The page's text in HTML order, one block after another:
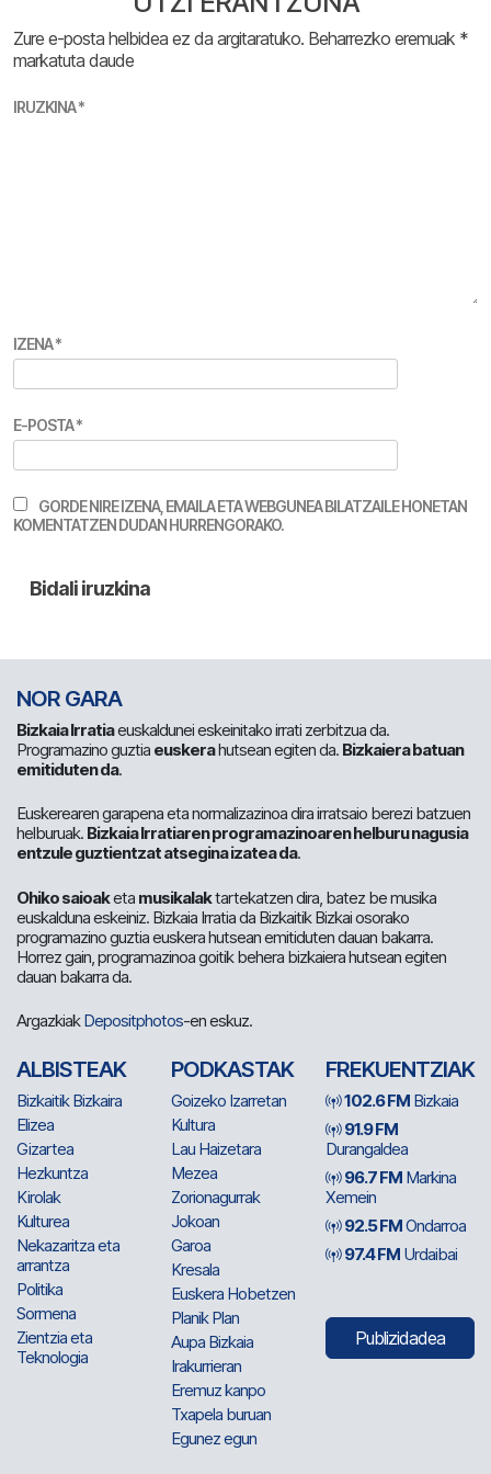
Zure e-posta helbidea ez da argitaratuko. Beharrezko eremuak *
markatuta daude
IRUZKINA*
IZENA*
E-POSTA*
GORDE NIRE IZENA, EMAILA ETA WEBGUNEA BILATZAILE HONETAN
KOMENTATZEN DUDAN HURRENGORAKO.
NOR GARA
Bizkaia Irratiaeuskaldunei eskeinitako irrati zerbitzua da.
Programazino guztia euskerahutsean egiten da. Bizkaiera batuan
emitiduten da.
Euskerearen garapena eta normalizazinoa dira irratsaio berezi batzuen
helburuak. Bizkaia Irratiaren programazinoaren helburu nagusia
entzule guztientzat atsegina izatea da.
Ohiko saioaketa musikalaktartekatzen dira, batez be musika
euskalduna eskeiniz. Bizkaia Irratia da Bizkaitik Bizkai osorako
programazino guztia euskera hutsean emitiduten dauan bakarra.
Horrez gain, programazinoa goitik behera bizkaiera hutsean egiten
dauan bakarra da.
ArgazkiakDepositphotos-en eskuz.
ALBISTEAK
Bizkaitik Bizkaira
Elizea
Gizartea
Hezkuntza
Kirolak
Kulturea
Nekazaritza eta
arrantza
Politika
Sormena
Zientzia eta
Teknologia
PODKASTAK
Goizeko Izarretan
Kultura
Lau Haizetara
Mezea
Zorionagurrak
Jokoan
Garoa
Kresala
Euskera Hobetzen
Planik Plan
Aupa Bizkaia
Irakurrieran
Eremuz kanpo
Txapela buruan
Egunez egun
FREKUENTZIAK
102.6 FM Bizkaia
91.9 FM
Durangaldea
96.7 FM Markina
Xemein
92.5 FMOndarroa
97.4 FM Urdaibai
Publizidadea